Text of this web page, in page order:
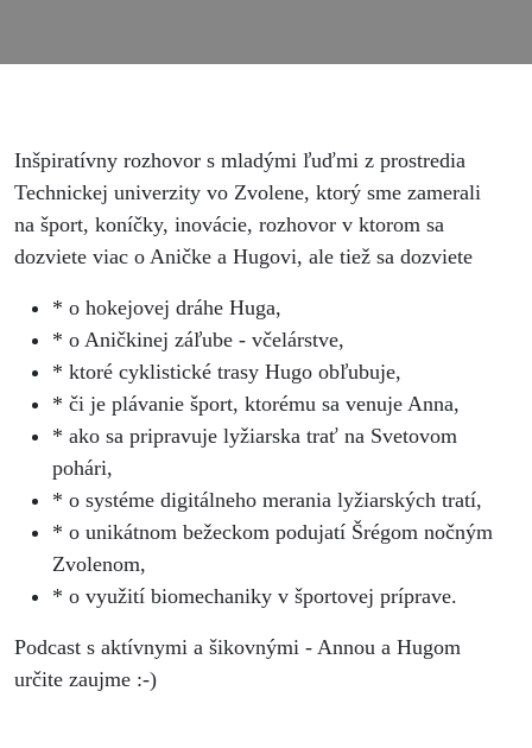
vietor z
Inšpiratívny rozhovor s mladými ľuďmi z prostredia
Technickej univerzity vo Zvolene, ktorý sme zamerali
na šport, koníčky, inovácie, rozhovor v ktorom sa
dozviete viac o Aničke a Hugovi, ale tiež sa dozviete
* o hokejovej dráhe Huga,
* o Aničkinej záľube - včelárstve,
* ktoré cyklistické trasy Hugo obľubuje,
* či je plávanie šport, ktorému sa venuje Anna,
* ako sa pripravuje lyžiarska trať na Svetovom
pohári,
* o systéme digitálneho merania lyžiarských tratí,
* o unikátnom bežeckom podujatí Šrégom nočným
Zvolenom,
* o využití biomechaniky v športovej príprave.
Podcast s aktívnymi a šikovnými - Annou a Hugom
určite zaujme :-)